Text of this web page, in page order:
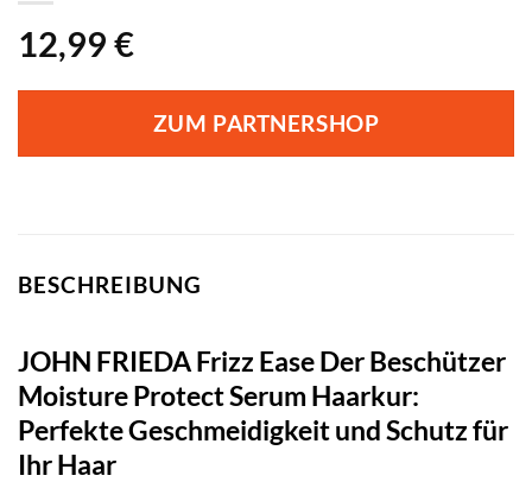
12,99 €
ZUM PARTNERSHOP
BESCHREIBUNG
JOHN FRIEDA Frizz Ease Der Beschützer
Moisture Protect Serum Haarkur:
Perfekte Geschmeidigkeit und Schutz für
Ihr Haar